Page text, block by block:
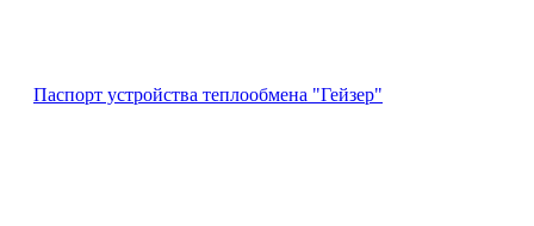
Паспорт устройства теплообмена "Гейзер"